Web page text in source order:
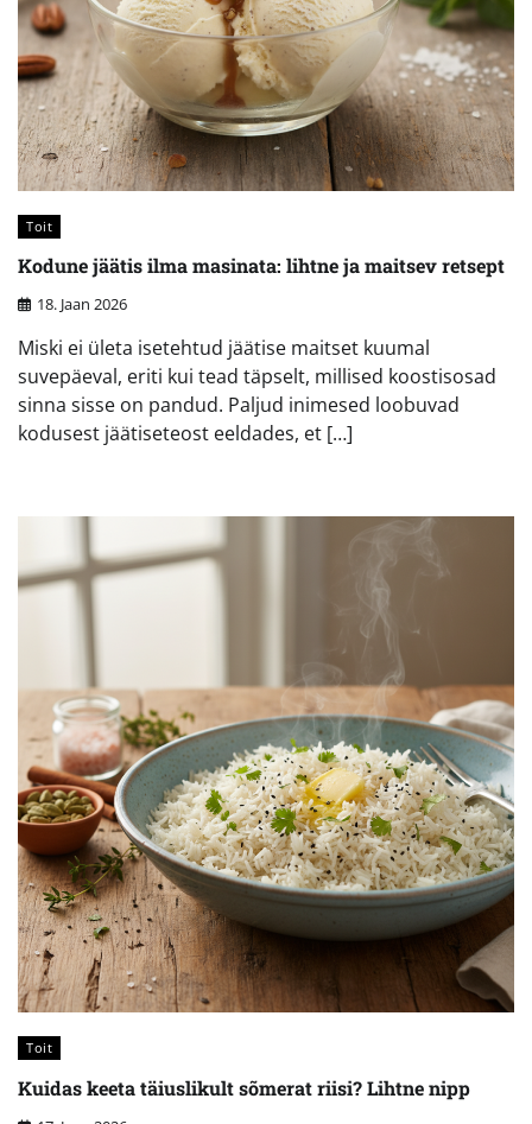
Toit
Kodune jäätis ilma masinata: lihtne ja maitsev retsept
18. Jaan 2026
Miski ei ületa isetehtud jäätise maitset kuumal
suvepäeval, eriti kui tead täpselt, millised koostisosad
sinna sisse on pandud. Paljud inimesed loobuvad
kodusest jäätiseteost eeldades, et […]
Toit
Kuidas keeta täiuslikult sõmerat riisi? Lihtne nipp